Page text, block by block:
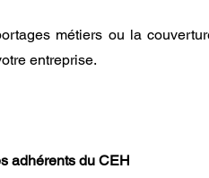
métiers ou la
entreprise.
adhérents du CEH